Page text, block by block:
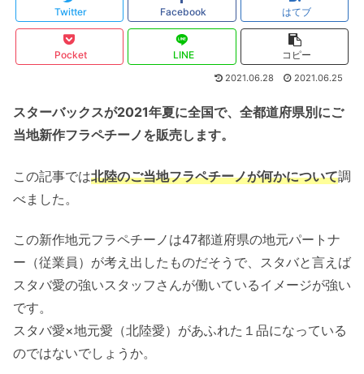
Twitter Facebook はてブ
Pocket LINE コピー
2021.06.28 2021.06.25
スターバックスが2021年夏に全国で、全都道府県別にご
当地新作フラペチーノを販売します。
この記事では北陸のご当地フラペチーノが何かについて調
べました。
この新作地元フラペチーノは47都道府県の地元パートナ
ー（従業員）が考え出したものだそうで、スタバと言えば
スタバ愛の強いスタッフさんが働いているイメージが強い
です。
スタバ愛×地元愛（北陸愛）があふれた１品になっている
のではないでしょうか。